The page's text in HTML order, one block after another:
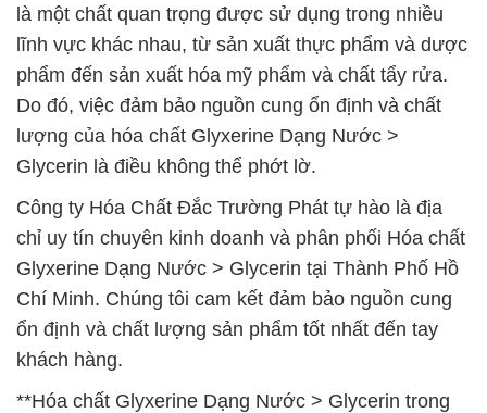
là một chất quan trọng được sử dụng trong nhiều
lĩnh vực khác nhau, từ sản xuất thực phẩm và dược
phẩm đến sản xuất hóa mỹ phẩm và chất tẩy rửa.
Do đó, việc đảm bảo nguồn cung ổn định và chất
lượng của hóa chất Glyxerine Dạng Nước >
Glycerin là điều không thể phớt lờ.
Công ty Hóa Chất Đắc Trường Phát tự hào là địa
chỉ uy tín chuyên kinh doanh và phân phối Hóa chất
Glyxerine Dạng Nước > Glycerin tại Thành Phố Hồ
Chí Minh. Chúng tôi cam kết đảm bảo nguồn cung
ổn định và chất lượng sản phẩm tốt nhất đến tay
khách hàng.
**Hóa chất Glyxerine Dạng Nước > Glycerin trong